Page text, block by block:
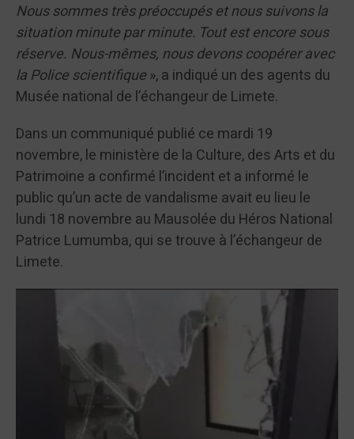
Nous sommes très préoccupés et nous suivons la
situation minute par minute. Tout est encore sous
réserve. Nous-mêmes, nous devons coopérer avec
la Police scientifique», a indiqué un des agents du
Musée national de l’échangeur de Limete.
Dans un communiqué publié ce mardi 19
novembre, le ministère de la Culture, des Arts et du
Patrimoine a confirmé l’incident et a informé le
public qu’un acte de vandalisme avait eu lieu le
lundi 18 novembre au Mausolée du Héros National
Patrice Lumumba, qui se trouve à l’échangeur de
Limete.